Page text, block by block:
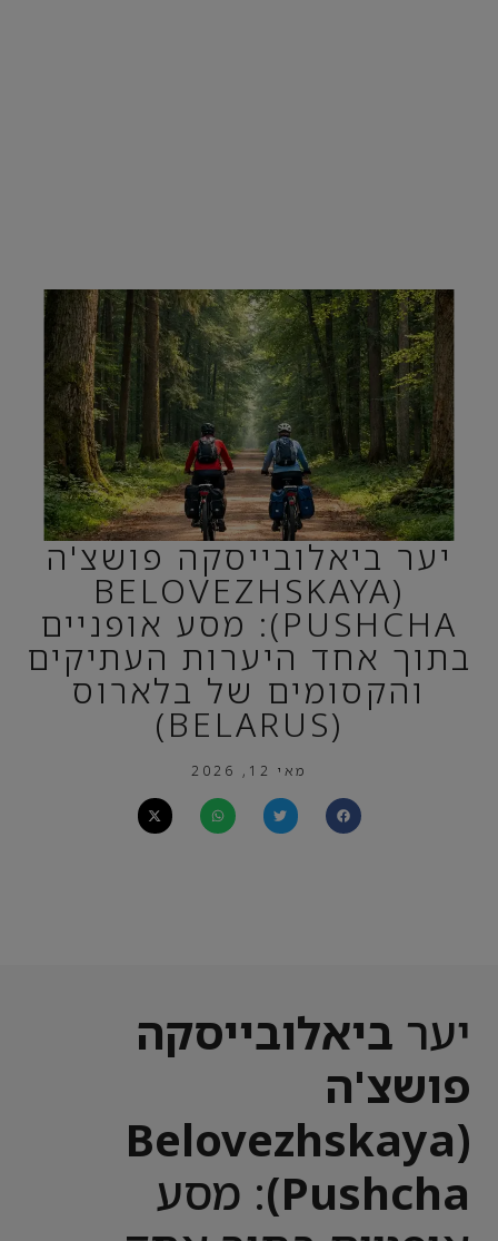
יער ביאלובייסקה פושצ'ה
(BELOVEZHSKAYA
PUSHCHA): מסע אופניים
בתוך אחד היערות העתיקים
והקסומים של בלארוס
(BELARUS)
מאי 12, 2026
יער ביאלובייסקה
פושצ'ה
(Belovezhskaya
Pushcha) : מסע